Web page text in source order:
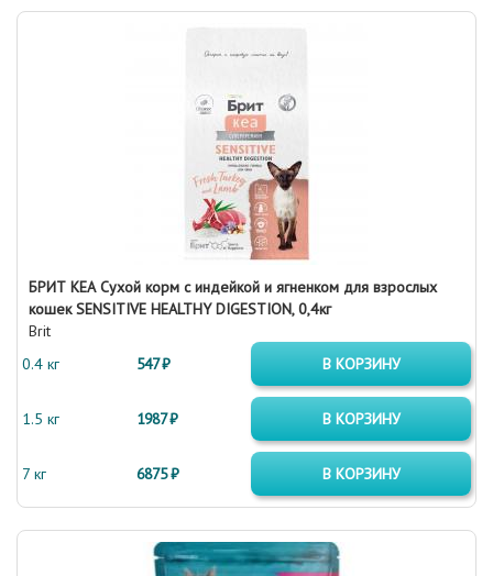
БРИТ КЕА Сухой корм с индейкой и ягненком для взрослых
кошек SENSITIVE HEALTHY DIGESTION, 0,4кг
Brit
0.4 кг
547 ₽ В КОРЗИНУ
1.5 кг 1987 ₽ В КОРЗИНУ
7 кг 6875 ₽ В КОРЗИНУ